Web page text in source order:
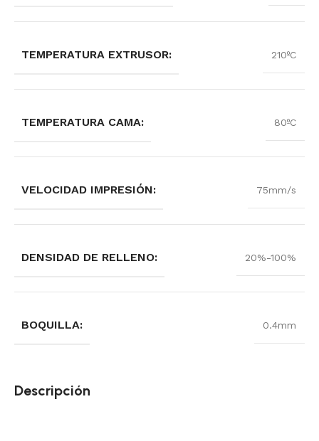
TEMPERATURA EXTRUSOR: 210ºC
TEMPERATURA CAMA: 80ºC
VELOCIDAD IMPRESIÓN: 75mm/s
DENSIDAD DE RELLENO: 20%-100%
BOQUILLA: 0.4mm
Descripción